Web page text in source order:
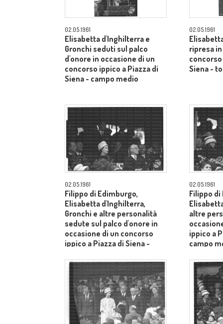
02.05.1961
Elisabetta d'Inghilterra e
Gronchi seduti sul palco
d'onore in occasione di un
concorso ippico a Piazza di
Siena - campo medio
02.05.1961
ripresa
Siena -
02.05.1961
Filippo di Edimburgo,
Elisabetta d'Inghilterra,
Gronchi e altre personalità
sedute sul palco d'onore in
occasione di un concorso
ippico a Piazza di Siena -
02.05.1961
Filippo di
altre
ippico a
campo